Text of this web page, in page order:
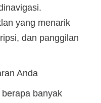
yang menarik
dan panggilan
Anda
banyak